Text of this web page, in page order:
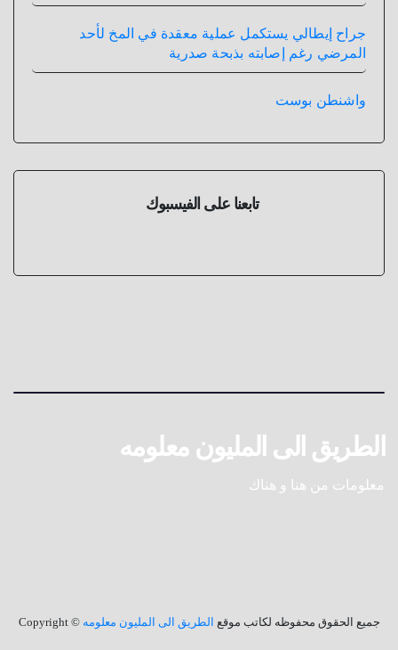
جراح إيطالي يستكمل عملية معقدة في المخ لأحد
المرضي رغم إصابته بذبحة صدرية
واشنطن بوست
تابعنا على الفيسبوك
الطريق الى المليون معلومه
معلومات من هنا و هناك
جميع الحقوق محفوظه لكاتب موقع الطريق الى المليون معلومه © Copyright